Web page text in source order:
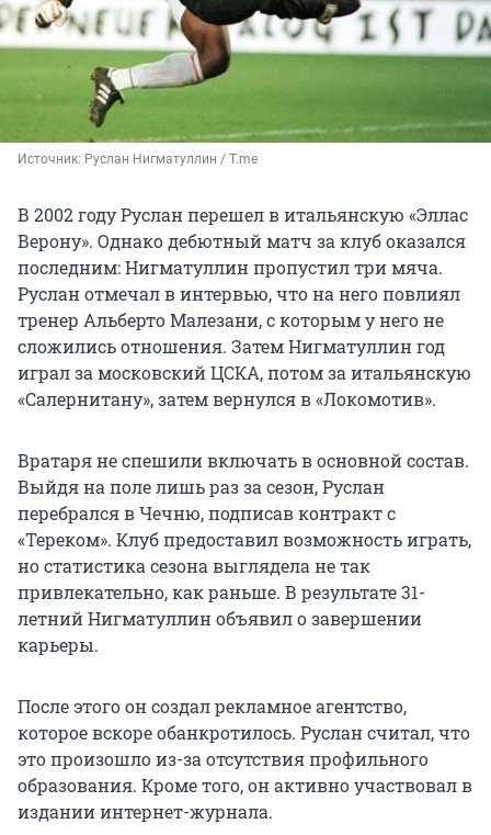
Источник: Руслан Нигматуллин / T.me
В 2002 году Руслан перешел в итальянскую «Эллас
Верону». Однако дебютный матч за клуб оказался
последним: Нигматуллин пропустил три мяча.
Руслан отмечал в интервью, что на него повлиял
тренер Альберто Малезани, с которым у него не
сложились отношения. Затем Нигматуллин год
играл за московский ЦСКА, потом за итальянскую
«Салернитану», затем вернулся в «Локомотив».
Вратаря не спешили включать в основной состав.
Выйдя на поле лишь раз за сезон, Руслан
перебрался в Чечню, подписав контракт с
«Тереком». Клуб предоставил возможность играть,
но статистика сезона выглядела не так
привлекательно, как раньше. В результате 31-
летний Нигматуллин объявил о завершении
карьеры.
После этого он создал рекламное агентство,
которое вскоре обанкротилось. Руслан считал, что
это произошло из-за отсутствия профильного
образования. Кроме того, он активно участвовал в
издании интернет-журнала.